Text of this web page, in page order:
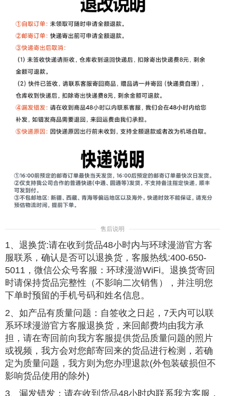
售后说明
1、退换货:请在收到货品48小时内与环球漫游官方客
服联系，确认是否可以退换货，客服热线:400-650-
5011，微信公众号客服：环球漫游WiFi。退换货寄回
时请保持货品完整性（不影响二次销售），并注明您
下单时预留的手机号码和姓名信息。
2、如产品有质量问题：自签收之日起，7天内可以联
系环球漫游官方客服退换货，来回邮费均由我方承
担，请在寄回前向我方客服提供货品质量问题的照片
或视频，我方会对您邮寄回来的货品进行检测，若确
定为质量问题，我方则为您办理退款(外包装破损但不
影响货品使用的除外)
3、漏发错发：请在收到货品48小时内联系我方客服，